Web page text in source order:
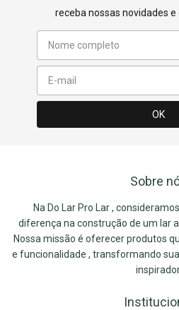
receba nossas novidades
Sobre
Na Do Lar Pro Lar ,
diferença na construção de um lar
Nossa missão é oferecer produtos
e funcionalidade , transformando